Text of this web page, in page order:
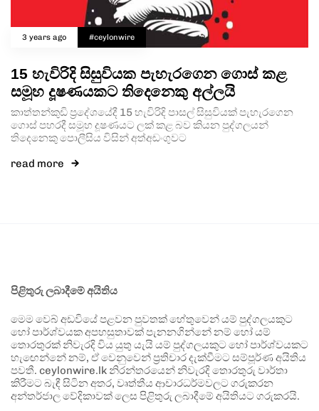
3 years ago #ceylonwire
15 හැවිරිදි සිසුවියක පැහැරගෙන ගොස් කළ
සමූහ දූෂණයකට තිදෙනෙකු අල්ලයි
කාත්තන්කුඩි ප්‍රදේශයේදී 15 හැවිරිදි පාසල් සිසුවියක් පැහැරගෙන
ගොස් පහරදී සමූහ දූෂණයට ලක් කළ බව කියන පුද්ගලයන්
තිදෙනෙකු පොලීසිය විසින් අත්අඩංගුවට
read more
පිළිතුරු ලබාදීමේ අයිතිය
මෙම වෙබ් අඩවියේ පළවන පුවතක් හේතුවෙන් යම් පුද්ගලයකුට
හෝ පාර්ශ්වයක අපහසුතාවක් පැනනගින්නේ නම් හෝ යම්
තොරතුරක් නිවැරදි විය යුතු යැයි යම් පුද්ගලයකුට හෝ පාර්ශ්වයකට
හැඟෙන්නේ නම්, ඒ වෙනුවෙන් ප්‍රතිචාර දැක්වීමට සම්පූර්ණ අයිතිය
පවතී. ceylonwire.lk නිරන්තරයෙන් නිවැරදි තොරතුරු වාර්තා
කිරීමට බැඳී සිටින අතර, වෘත්තීය ආචාරධර්මවලට ගරුකරන
අන්තර්ජාල වේදිකාවක් ලෙස පිළිතුරු ලබාදීමේ අයිතියට ගරුකරයි.